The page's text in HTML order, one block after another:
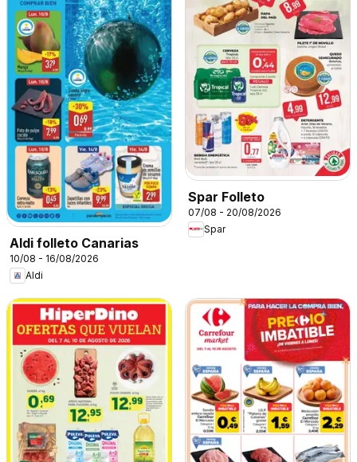
Aldi folleto Canarias
10/08 - 16/08/2026
Aldi
Spar Folleto
07/08 - 20/08/2026
Spar